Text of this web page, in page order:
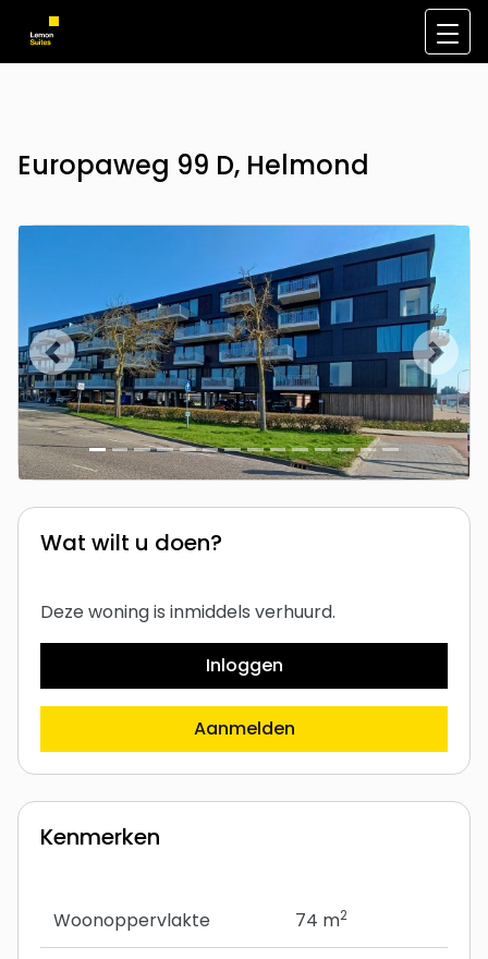
Europaweg 99 D, Helmond
Vorige
Wat wilt u doen?
Deze woning is inmiddels verhuurd.
Inloggen
Aanmelden
Kenmerken
Woonoppervlakte 74 m2